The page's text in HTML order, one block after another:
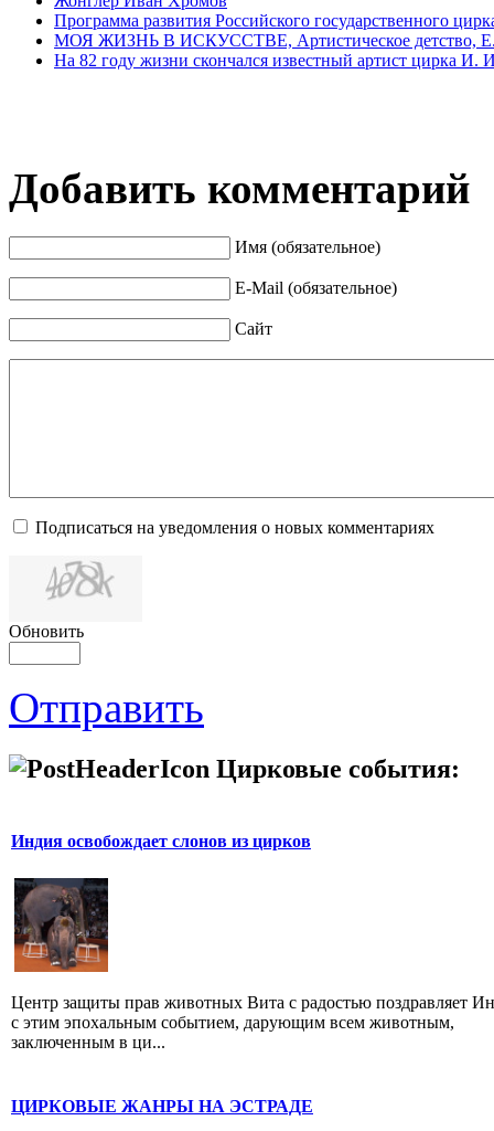
Программа развития Российского государственного
МОЯ ЖИЗНЬ В ИСКУССТВЕ, Артистическое детство,
На 82 году жизни скончался известный артист цирка И.
Добавить комментарий
Имя (обязательное)
E-Mail (обязательное)
Сайт
Подписаться на уведомления о новых комментариях
Обновить
Отправить
Цирковые события:
Индия освобождает слонов из цирков
Центр защиты прав животных Вита с радостью поздравляет
с этим эпохальным событием, дарующим всем животным,
заключенным в ци...
ЦИРКОВЫЕ ЖАНРЫ НА ЭСТРАДЕ